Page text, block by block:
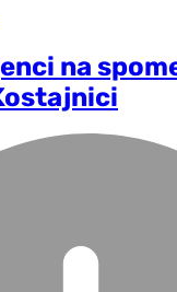
na